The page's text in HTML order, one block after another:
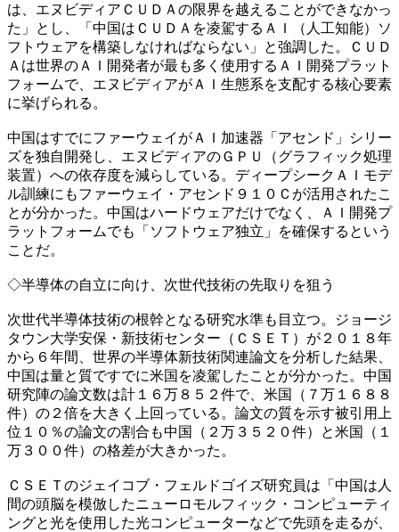
は、エヌビディアＣＵＤＡの限界を越えることができなかっ
た」とし、「中国はＣＵＤＡを凌駕するＡＩ（人工知能）ソ
フトウェアを構築しなければならない」と強調した。ＣＵＤ
Ａは世界のＡＩ開発者が最も多く使用するＡＩ開発プラット
フォームで、エヌビディアがＡＩ生態系を支配する核心要素
に挙げられる。
中国はすでにファーウェイがＡＩ加速器「アセンド」シリー
ズを独自開発し、エヌビディアのＧＰＵ（グラフィック処理
装置）への依存度を減らしている。ディープシークＡＩモデ
ル訓練にもファーウェイ・アセンド９１０Ｃが活用されたこ
とが分かった。中国はハードウェアだけでなく、ＡＩ開発プ
ラットフォームでも「ソフトウェア独立」を確保するという
ことだ。
◇半導体の自立に向け、次世代技術の先取りを狙う
次世代半導体技術の根幹となる研究水準も目立つ。ジョージ
タウン大学安保・新技術センター（ＣＳＥＴ）が２０１８年
から６年間、世界の半導体新技術関連論文を分析した結果、
中国は量と質ですでに米国を凌駕したことが分かった。中国
研究陣の論文数は計１６万８５２件で、米国（７万１６８８
件）の２倍を大きく上回っている。論文の質を示す被引用上
位１０％の論文の割合も中国（２万３５２０件）と米国（１
万３００件）の格差が大きかった。
ＣＳＥＴのジェイコブ・フェルドゴイズ研究員は「中国は人
間の頭脳を模倣したニューロモルフィック・コンピューティ
ングと光を使用した光コンピューターなどで先頭を走るが、